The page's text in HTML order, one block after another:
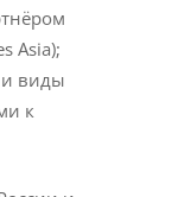
Asia);
виды
к